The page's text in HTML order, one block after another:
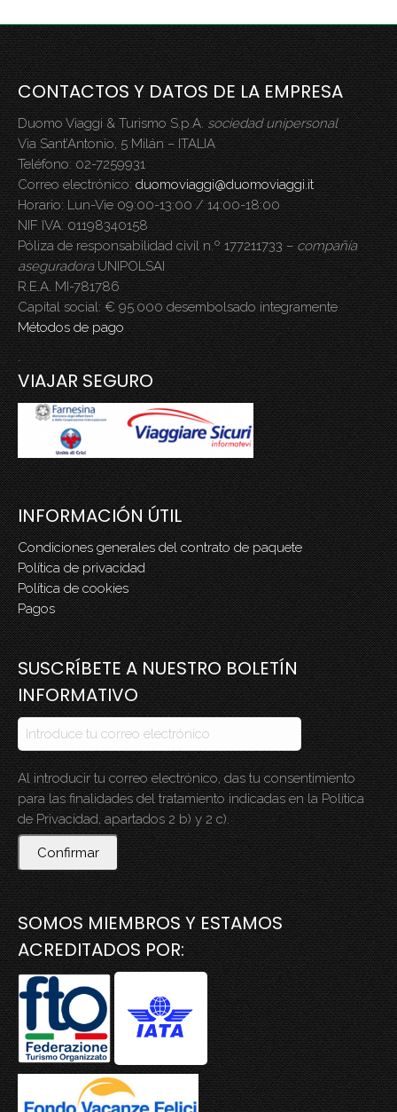
CONTACTOS Y DATOS DE LA EMPRESA
Duomo Viaggi & Turismo S.p.A.sociedad unipersonal
Via Sant’Antonio, 5 Milán – ITALIA
Teléfono: 02-7259931
Correo electrónico:duomoviaggi@duomoviaggi.it
Horario: Lun-Vie 09:00-13:00 / 14:00-18:00
NIF IVA: 01198340158
Póliza de responsabilidad civil n.º 177211733 –compañía
aseguradoraUNIPOLSAI
R.E.A. MI-781786
Capital social: € 95.000 desembolsado íntegramente
Métodos de pago
.
VIAJAR SEGURO
INFORMACIÓN ÚTIL
Condiciones generales del contrato de paquete
Política de privacidad
Política de cookies
Pagos
SUSCRÍBETE A NUESTRO BOLETÍN
INFORMATIVO
Al introducir tu correo electrónico, das tu consentimiento
para las finalidades del tratamiento indicadas en la Política
de Privacidad, apartados 2 b) y 2 c).
Confirmar
SOMOS MIEMBROS Y ESTAMOS
ACREDITADOS POR: